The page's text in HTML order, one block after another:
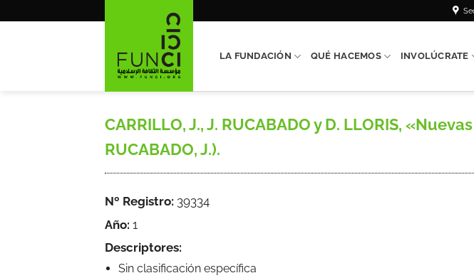
LA FUNDACIÓN QUÉ HACEMOS INVOLÚCRATE
CARRILLO, J., J. RUCABADO y D. LLORIS,
RUCABADO, J.).
Nº Registro: 39334
Año: 1
Descriptores:
Sin clasificación específica